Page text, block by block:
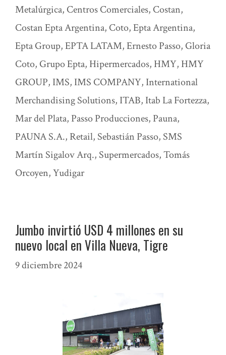
Metalúrgica, Centros Comerciales, Costan,
Costan Epta Argentina, Coto,Epta Argentina,
Epta Group,EPTA LATAM,Ernesto Passo, Gloria
Coto, Grupo Epta, Hipermercados, HMY, HMY
GROUP, IMS, IMS COMPANY, International
Merchandising Solutions, ITAB, Itab La Fortezza,
Mar del Plata, Passo Producciones, Pauna,
PAUNA S.A., Retail, Sebastián Passo, SMS
Martín Sigalov Arq., Supermercados,Tomás
Orcoyen,Yudigar
Jumbo invirtió USD 4 millones en su
nuevo local en Villa Nueva, Tigre
9 diciembre 2024